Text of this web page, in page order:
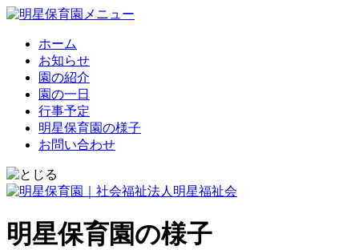
ホーム
お知らせ
園の紹介
園の一日
行事予定
明星保育園の様子
お問い合わせ
明星保育園の様子